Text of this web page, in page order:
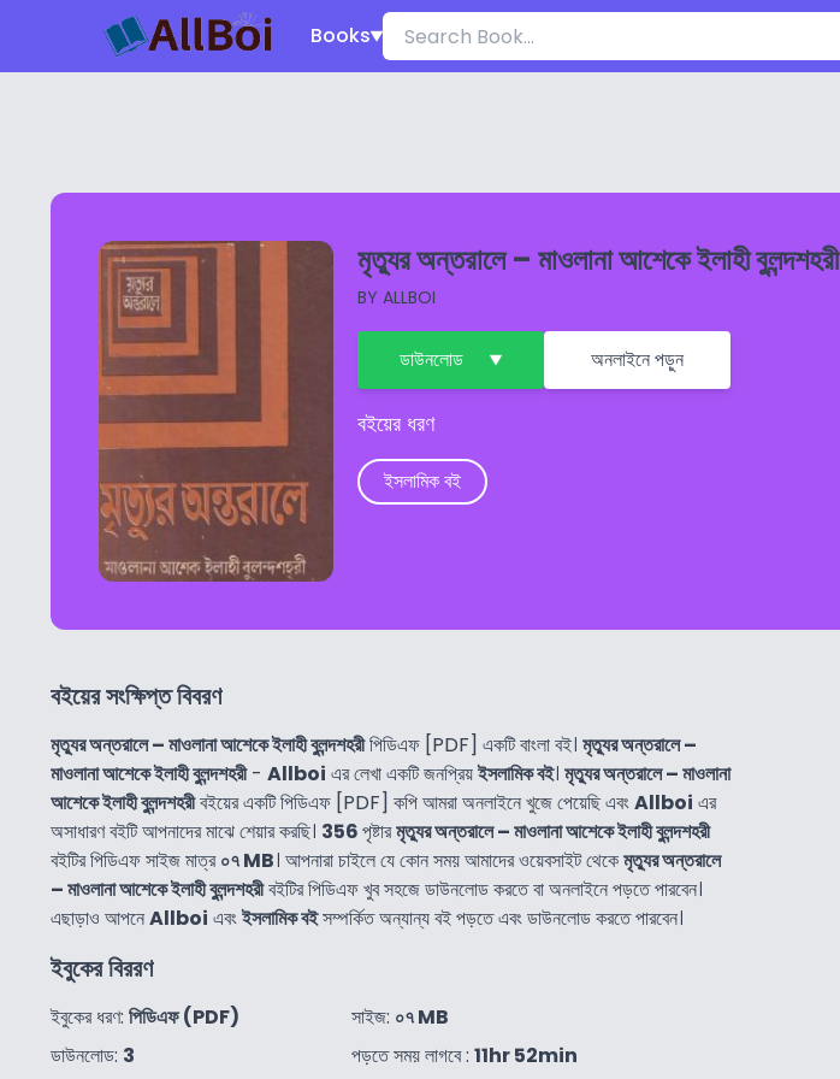
Books
মৃত্যুর অন্তরালে – মাওলানা আশেকে ইলাহী বুলন্দশহরী
BY ALLBOI
ডাউনলোড অনলাইনে পড়ুন
বইয়ের ধরণ
ইসলামিক বই
বইয়ের সংক্ষিপ্ত বিবরণ
মৃত্যুর অন্তরালে – মাওলানা আশেকে ইলাহী বুলন্দশহরীপিডিএফ [PDF] একটি বাংলা বই। মৃত্যুর অন্তরালে –
মাওলানা আশেকে ইলাহী বুলন্দশহরী- Allboi এর লেখা একটি জনপ্রিয়ইসলামিক বই। মৃত্যুর অন্তরালে – মাওলানা
আশেকে ইলাহী বুলন্দশহরীবইয়ের একটি পিডিএফ [PDF] কপি আমরা অনলাইনে খুজে পেয়েছি এবংAllboi এর
অসাধারণ বইটি আপনাদের মাঝে শেয়ার করছি। 356পৃষ্টারমৃত্যুর অন্তরালে – মাওলানা আশেকে ইলাহী বুলন্দশহরী
বইটির পিডিএফ সাইজ মাত্র০৭ MB। আপনারা চাইলে যে কোন সময় আমাদের ওয়েবসাইট থেকেমৃত্যুর অন্তরালে
– মাওলানা আশেকে ইলাহী বুলন্দশহরীবইটির পিডিএফ খুব সহজে ডাউনলোড করতে বা অনলাইনে পড়তে পারবেন।
এছাড়াও আপনেAllboi এবংইসলামিক বইসম্পর্কিত অন্যান্য বই পড়তে এবং ডাউনলোড করতে পারবেন।
ইবুকের বিররণ
ইবুকের ধরণ: পিডিএফ (PDF)
ডাউনলোড: 3
সাইজ: ০৭ MB
পড়তে সময় লাগবে : 11hr 52min